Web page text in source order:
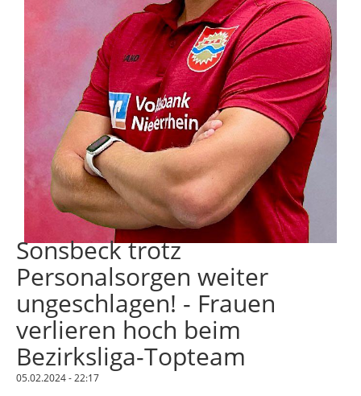
Sonsbeck trotz
Personalsorgen weiter
ungeschlagen! - Frauen
verlieren hoch beim
Bezirksliga-Topteam
05.02.2024 - 22:17